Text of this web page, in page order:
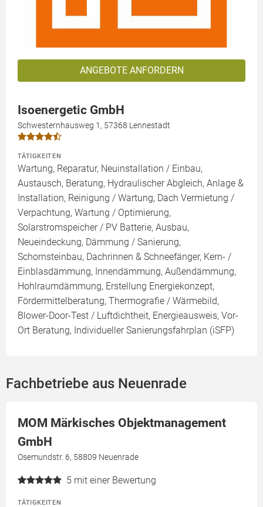
ANGEBOTE ANFORDERN
Isoenergetic GmbH
Schwesternhausweg 1, 57368 Lennestadt
TÄTIGKEITEN
Wartung, Reparatur, Neuinstallation / Einbau,
Austausch, Beratung, Hydraulischer Abgleich, Anlage &
Installation, Reinigung / Wartung, Dach Vermietung /
Verpachtung, Wartung / Optimierung,
Solarstromspeicher / PV Batterie, Ausbau,
Neueindeckung, Dämmung / Sanierung,
Schornsteinbau, Dachrinnen & Schneefänger, Kern- /
Einblasdämmung, Innendämmung, Außendämmung,
Hohlraumdämmung, Erstellung Energiekonzept,
Fördermittelberatung, Thermografie / Wärmebild,
Blower-Door-Test / Luftdichtheit, Energieausweis, Vor-
Ort Beratung, Individueller Sanierungsfahrplan (iSFP)
Fachbetriebe aus Neuenrade
MOM Märkisches Objektmanagement
GmbH
Osemundstr. 6, 58809 Neuenrade
5 mit einer Bewertung
TÄTIGKEITEN